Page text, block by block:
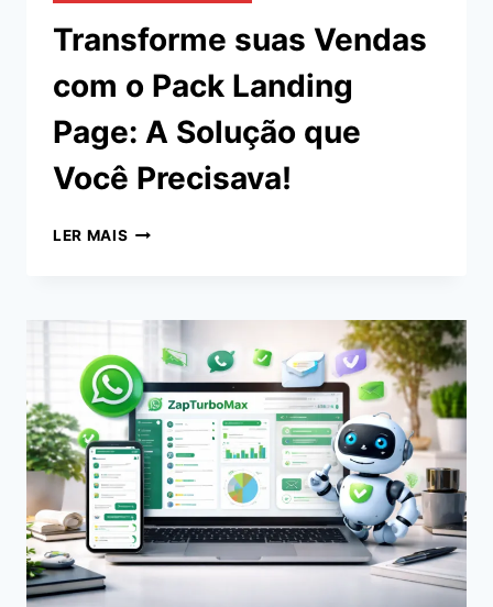
Transforme suas Vendas
com o Pack Landing
Page: A Solução que
Você Precisava!
LER MAIS TRANSFORME
PACK
LANDING
PAGE:
A
SOLUÇÃO
QUE
VOCÊ
PRECISAVA!